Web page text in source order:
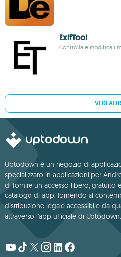
ExifTool
Controlla e modifica i
VEDI
Uptodown è un negozio di
specializzato in applicazioni per
di fornire un accesso libero, gratuito
catalogo di app, fornendo al
distribuzione legale accessibile da
attraverso l'app ufficiale di Uptodown.